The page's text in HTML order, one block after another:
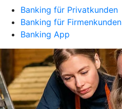
Banking für Privatkunden
Banking für Firmenkunden
Banking App